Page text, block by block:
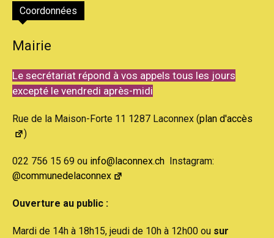
Coordonnées
Mairie
Le secrétariat répond à vos appels tous les jours
excepté le vendredi après-midi
Rue de la Maison-Forte 11 1287 Laconnex (plan d'accès
)
022 756 15 69 ou info@laconnex.ch Instagram:
@communedelaconnex
Ouverture au public :
Mardi de 14h à 18h15, jeudi de 10h à 12h00 ou sur